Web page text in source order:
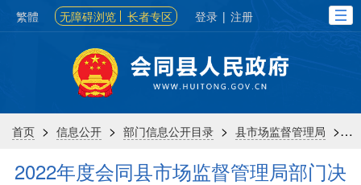
繁體 无障碍浏览 长者专区 登录 | 注册
首页 > 信息公开 > 部门信息公开目录 > 县市场监督管理局 >
2022年度会同县市场监督管理局部门决